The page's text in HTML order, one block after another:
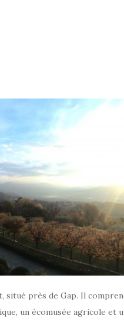
situé près de Gap. Il
un écomusée agricole et